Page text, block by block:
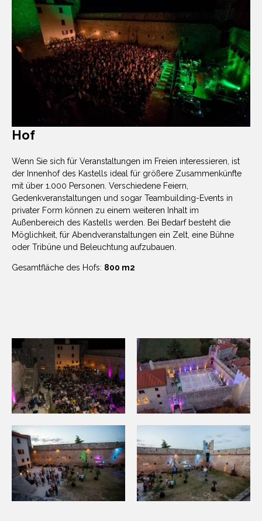
Hof
Wenn Sie sich für Veranstaltungen im Freien interessieren, ist
der Innenhof des Kastells ideal für größere Zusammenkünfte
mit über 1.000 Personen. Verschiedene Feiern,
Gedenkveranstaltungen und sogar Teambuilding-Events in
privater Form können zu einem weiteren Inhalt im
Außenbereich des Kastells werden. Bei Bedarf besteht die
Möglichkeit, für Abendveranstaltungen ein Zelt, eine Bühne
oder Tribüne und Beleuchtung aufzubauen.
Gesamtfläche des Hofs: 800 m2